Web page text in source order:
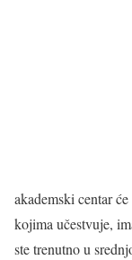
akademski centar
kojima učestvuje,
ste trenutno u